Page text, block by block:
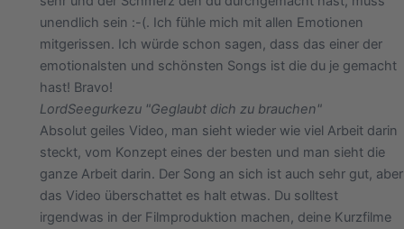
unendlich sein :-(. Ich fühle mich mit allen Emotionen
mitgerissen. Ich würde schon sagen, dass das einer der
emotionalsten und schönsten Songs ist die du je gemacht
hast! Bravo!
LordSeegurkezu "Geglaubt dich zu brauchen"
Absolut geiles Video, man sieht wieder wie viel Arbeit darin
steckt, vom Konzept eines der besten und man sieht die
ganze Arbeit darin. Der Song an sich ist auch sehr gut, aber
das Video überschattet es halt etwas. Du solltest
irgendwas in der Filmproduktion machen, deine Kurzfilme